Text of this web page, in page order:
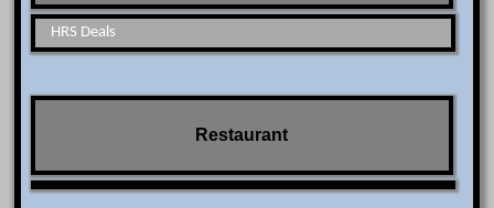
HRS Deals
Restaurant